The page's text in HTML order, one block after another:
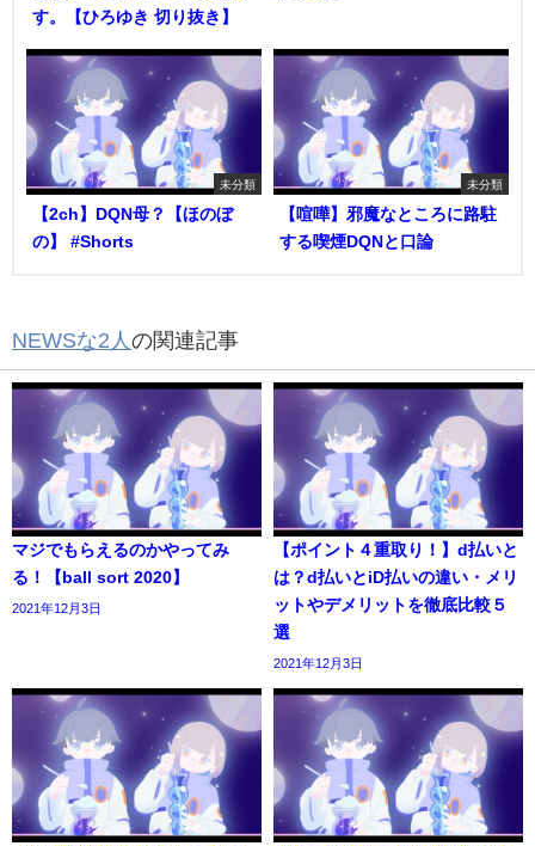
す。【ひろゆき 切り抜き】
未分類
【2ch】DQN母？【ほのぼ
の】 #Shorts
未分類
【喧嘩】邪魔なところに路駐
する喫煙DQNと口論
NEWSな2人 の関連記事
マジでもらえるのかやってみ
る！【ball sort 2020】
2021年12月3日
【ポイント４重取り！】d払いと
は？d払いとiD払いの違い・メリ
ットやデメリットを徹底比較５
選
2021年12月3日